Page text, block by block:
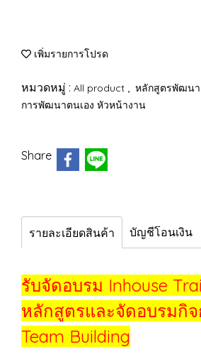
เพิ่มรายการโปรด
หมวดหมู่ : All product , หลักสูตรพัฒนา
การพัฒนาตนเอง หัวหน้างาน
Share
รายละเอียดสินค้า บัญชีโอนเงิน
รับจัดอบรม Inhouse
หลักสูตรและจัดอบรมกิ
Team Building